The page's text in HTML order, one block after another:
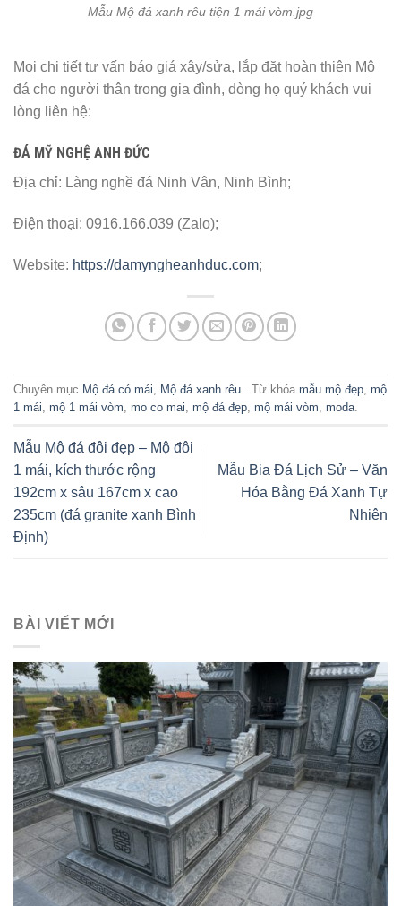
Mẫu Mộ đá xanh rêu tiện 1 mái vòm.jpg
Mọi chi tiết tư vấn báo giá xây/sửa, lắp đặt hoàn thiện Mộ
đá cho người thân trong gia đình, dòng họ quý khách vui
lòng liên hệ:
ĐÁ MỸ NGHỆ ANH ĐỨC
Địa chỉ: Làng nghề đá Ninh Vân, Ninh Bình;
Điện thoại: 0916.166.039 (Zalo);
Website: https://damyngheanhduc.com;
Chuyên mục Mộ đá có mái, Mộ đá xanh rêu . Từ khóa mẫu mộ đẹp, mộ
1 mái, mộ 1 mái vòm, mo co mai, mộ đá đẹp, mộ mái vòm, moda.
Mẫu Mộ đá đôi đẹp – Mộ đôi
1 mái, kích thước rộng
192cm x sâu 167cm x cao
235cm (đá granite xanh Bình
Định)
Mẫu Bia Đá Lịch Sử – Văn
Hóa Bằng Đá Xanh Tự
Nhiên
BÀI VIẾT MỚI